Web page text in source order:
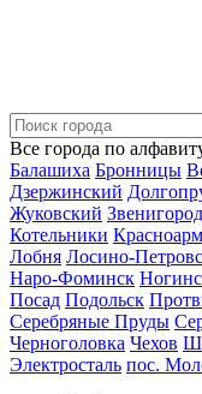
Все города по
Балашиха Бронницы
Дзержинский
Жуковский Звенигород
Котельники
Лобня Лосино-
Наро-Фоминск
Посад Подольск
Серебряные Пруды
Черноголовка Чехов
Электросталь пос.